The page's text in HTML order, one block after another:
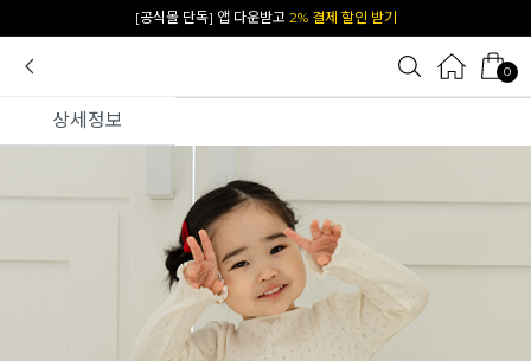
[공식몰 단독] 앱 다운받고 2% 결제 할인 받기
0
상세정보